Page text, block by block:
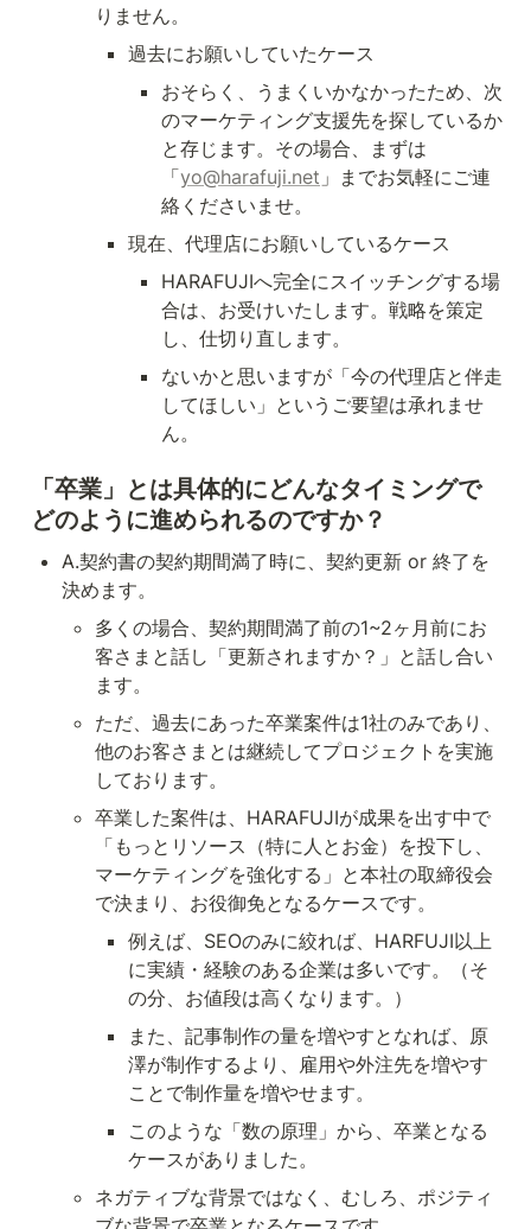
りません。
過去にお願いしていたケース
おそらく、うまくいかなかったため、次
のマーケティング支援先を探しているか
と存じます。その場合、まずは
「yo@harafuji.net 」までお気軽にご連
絡くださいませ。
現在、代理店にお願いしているケース
HARAFUJIへ完全にスイッチングする場
合は、お受けいたします。戦略を策定
し、仕切り直します。
ないかと思いますが「今の代理店と伴走
してほしい」というご要望は承れませ
ん。
「卒業」とは具体的にどんなタイミングで
どのように進められるのですか？
A.契約書の契約期間満了時に、契約更新 or 終了を
決めます。
多くの場合、契約期間満了前の1~2ヶ月前にお
客さまと話し「更新されますか？」と話し合い
ます。
ただ、過去にあった卒業案件は1社のみであり、
他のお客さまとは継続してプロジェクトを実施
しております。
卒業した案件は、HARAFUJIが成果を出す中で
「もっとリソース（特に人とお金）を投下し、
マーケティングを強化する」と本社の取締役会
で決まり、お役御免となるケースです。
例えば、SEOのみに絞れば、HARFUJI以上
に実績・経験のある企業は多いです。（そ
の分、お値段は高くなります。）
また、記事制作の量を増やすとなれば、原
澤が制作するより、雇用や外注先を増やす
ことで制作量を増やせます。
このような「数の原理」から、卒業となる
ケースがありました。
ネガティブな背景ではなく、むしろ、ポジティ